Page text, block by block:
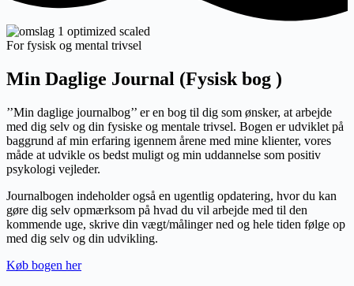
For fysisk og mental trivsel
Min Daglige Journal (Fysisk bog )
’’Min daglige journalbog’’ er en bog til dig som ønsker, at arbejde
med dig selv og din fysiske og mentale trivsel. Bogen er udviklet på
baggrund af min erfaring igennem årene med mine klienter, vores
måde at udvikle os bedst muligt og min uddannelse som positiv
psykologi vejleder.
Journalbogen indeholder også en ugentlig opdatering, hvor du kan
gøre dig selv opmærksom på hvad du vil arbejde med til den
kommende uge, skrive din vægt/målinger ned og hele tiden følge op
med dig selv og din udvikling.
Køb bogen her